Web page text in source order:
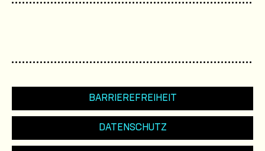
BARRIEREFREIHEIT
DATENSCHUTZ